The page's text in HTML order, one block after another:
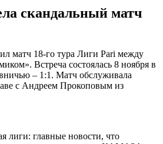
скандальный матч
матч 18-го тура Лиги Pari между
Встреча состоялась 8 ноября в
– 1:1. Матч обслуживала
с Андреем Прокоповым из